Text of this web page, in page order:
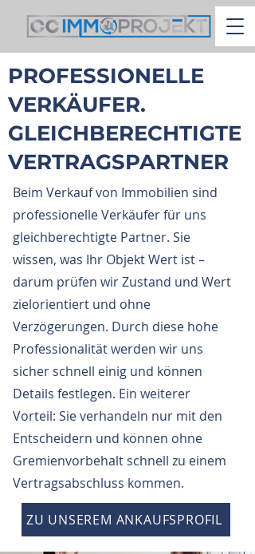
Beim Verkauf von Immobilien sind
professionelle Verkäufer für uns
gleichberechtigte Partner. Sie
wissen, was Ihr Objekt Wert ist –
darum prüfen wir Zustand und Wert
zielorientiert und ohne
Verzögerungen. Durch diese hohe
Professionalität werden wir uns
sicher schnell einig und können
Details festlegen. Ein weiterer
Vorteil: Sie verhandeln nur mit den
Entscheidern und können ohne
Gremienvorbehalt schnell zu einem
Vertragsabschluss kommen.
PROFESSIONELLE
VERKÄUFER.
GLEICHBERECHTIGTE
VERTRAGSPARTNER
ZU UNSEREM ANKAUFSPROFIL